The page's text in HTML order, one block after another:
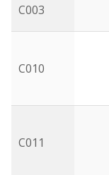
C003
C010
C011